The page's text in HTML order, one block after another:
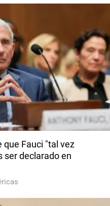
que Fauci "tal vez
ser declarado en